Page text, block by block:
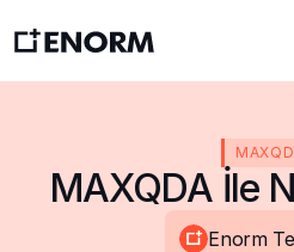
MAXQDA İle
Enorm